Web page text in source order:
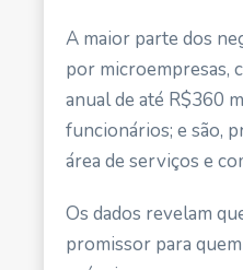
A maior parte dos
por microempresas,
anual de até R$360
funcionários; e são,
área de serviços e
Os dados revelam
promissor para